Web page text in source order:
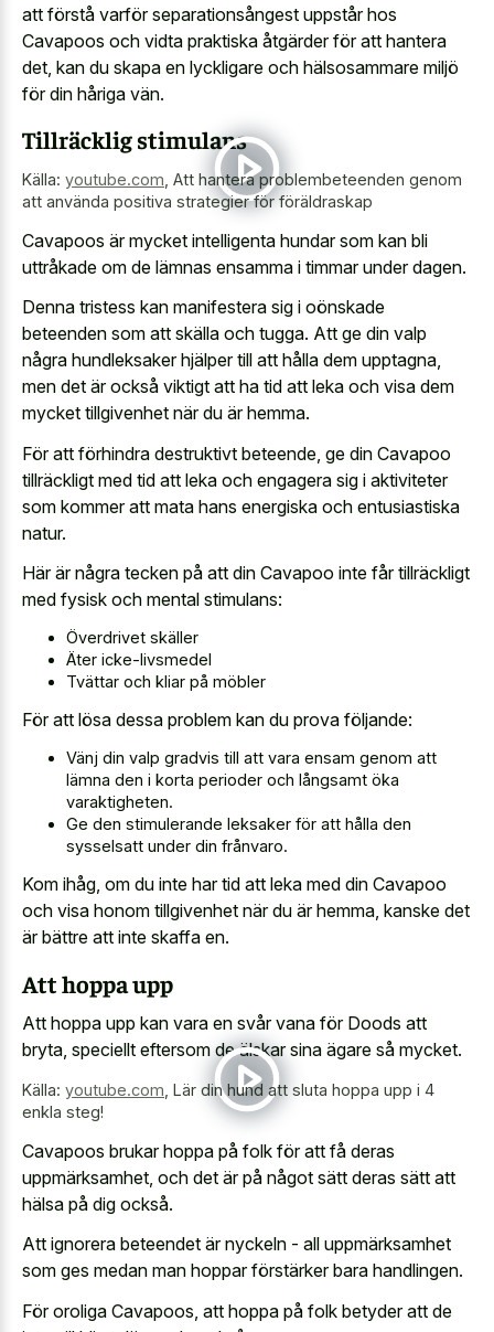
att förstå varför separationsångest uppstår hos
Cavapoos och vidta praktiska åtgärder för att hantera
det, kan du skapa en lyckligare och hälsosammare miljö
för din håriga vän.
Tillräcklig stimulans
Källa: youtube.com Att hantera problembeteenden genom
att använda positiva strategier för föräldraskap
Cavapoos är mycket intelligenta hundar som kan bli
uttråkade om de lämnas ensamma i timmar under dagen.
Denna tristess kan manifestera sig i oönskade
beteenden som att skälla och tugga. Att ge din valp
några hundleksaker hjälper till att hålla dem upptagna,
men det är också viktigt att ha tid att leka och visa dem
mycket tillgivenhet när du är hemma.
För att förhindra destruktivt beteende, ge din Cavapoo
tillräckligt med tid att leka och engagera sig i aktiviteter
som kommer att mata hans energiska och entusiastiska
natur.
Här är några tecken på att din Cavapoo inte får tillräckligt
med fysisk och mental stimulans:
Överdrivet skäller
Äter icke-livsmedel
Tvättar och kliar på möbler
För att lösa dessa problem kan du prova följande:
Vänj din valp gradvis till att vara ensam genom att
lämna den i korta perioder och långsamt öka
varaktigheten.
Ge den stimulerande leksaker för att hålla den
sysselsatt under din frånvaro.
Kom ihåg, om du inte har tid att leka med din Cavapoo
och visa honom tillgivenhet när du är hemma, kanske det
är bättre att inte skaffa en.
Att hoppa upp
Att hoppa upp kan vara en svår vana för Doods att
bryta, speciellt eftersom de älskar sina ägare så mycket.
Källa: youtube.com Lär din hund att sluta hoppa upp i 4
enkla steg!
Cavapoos brukar hoppa på folk för att få deras
uppmärksamhet, och det är på något sätt deras sätt att
hälsa på dig också.
Att ignorera beteendet är nyckeln - all uppmärksamhet
som ges medan man hoppar förstärker bara handlingen.
För oroliga Cavapoos, att hoppa på folk betyder att de